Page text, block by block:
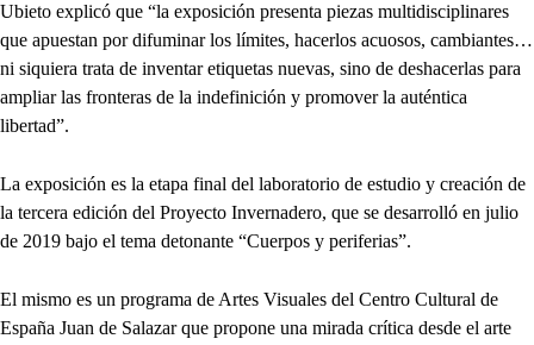
Ubieto explicó que “la exposición presenta piezas multidisciplinares
que apuestan por difuminar los límites, hacerlos acuosos, cambiantes…
ni siquiera trata de inventar etiquetas nuevas, sino de deshacerlas para
ampliar las fronteras de la indefinición y promover la auténtica
libertad”.
La exposición es la etapa final del laboratorio de estudio y creación de
la tercera edición del Proyecto Invernadero, que se desarrolló en julio
de 2019 bajo el tema detonante “Cuerpos y periferias”.
El mismo es un programa de Artes Visuales del Centro Cultural de
España Juan de Salazar que propone una mirada crítica desde el arte